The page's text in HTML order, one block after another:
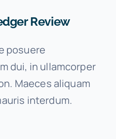
Review
posuere
dui, in ullamcorper
Maeces aliquam
interdum.